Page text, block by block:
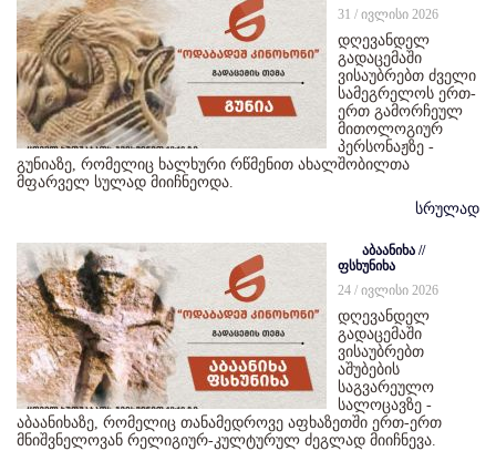
31 / ივლისი 2026
დღევანდელ
გადაცემაში
ვისაუბრებთ ძველი
სამეგრელოს ერთ-
ერთ გამორჩეულ
მითოლოგიურ
პერსონაჟზე -
გუნიაზე, რომელიც ხალხური რწმენით ახალშობილთა
მფარველ სულად მიიჩნეოდა.
სრულად
აბაანიხა //
ფსხუნიხა
24 / ივლისი 2026
დღევანდელ
გადაცემაში
ვისაუბრებთ
აშუბების
საგვარეულო
სალოცავზე -
აბაანიხაზე, რომელიც თანამედროვე აფხაზეთში ერთ-ერთ
მნიშვნელოვან რელიგიურ-კულტურულ ძეგლად მიიჩნევა.